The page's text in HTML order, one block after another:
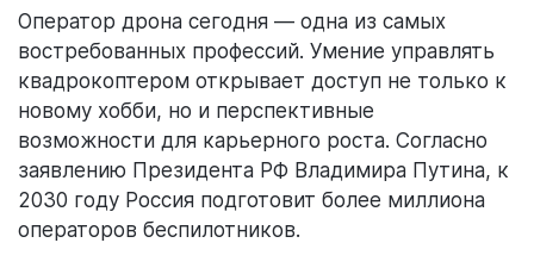
Оператор дрона сегодня — одна из самых
востребованных профессий. Умение управлять
квадрокоптером открывает доступ не только к
новому хобби, но и перспективные
возможности для карьерного роста. Согласно
заявлению Президента РФ Владимира Путина, к
2030 году Россия подготовит более миллиона
операторов беспилотников.